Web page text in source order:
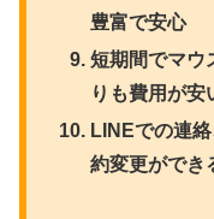
豊富で安心
短期間でマウ
りも費用が安
LINEでの連
約変更ができ